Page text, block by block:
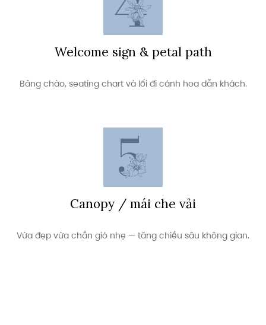
Welcome sign & petal path
Bảng chào, seating chart và lối đi cánh hoa dẫn khách.
Canopy / mái che vải
Vừa đẹp vừa chắn gió nhẹ — tăng chiều sâu không gian.